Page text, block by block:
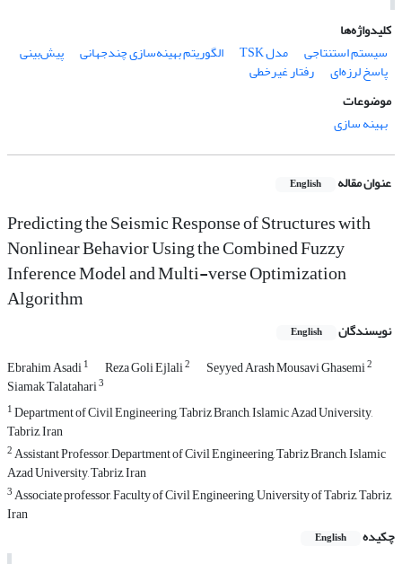
کلیدواژه‌ها
سیستم استنتاجی
مدل TSK الگوریتم بهینه‌سازی چندجهانی پیش‌بینی
پاسخ لرزه‌ای
رفتار غیرخطی
موضوعات
بهینه سازی
عنوان مقاله English
Predicting the Seismic Response of Structures with
Nonlinear Behavior Using the Combined Fuzzy
Inference Model and Multi-verse Optimization
Algorithm
نویسندگان English
Ebrahim Asadi1 Reza Goli Ejlali2 Seyyed Arash Mousavi Ghasemi2
Siamak Talatahari3
1Department of Civil Engineering, Tabriz Branch, Islamic Azad University,
Tabriz, Iran
2Assistant Professor, Department of Civil Engineering, Tabriz Branch, Islamic
Azad University, Tabriz, Iran
3Associate professor, Faculty of Civil Engineering, University of Tabriz, Tabriz,
Iran
چکیده
English